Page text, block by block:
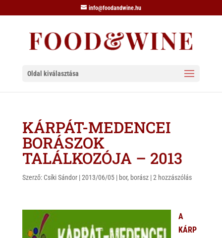
info@foodandwine.hu
Oldal kiválasztása
KÁRPÁT-MEDENCEI
BORÁSZOK
TALÁLKOZÓJA – 2013
Szerző: Csíki Sándor|2013/06/05| bor, borász|2 hozzászólás
A
KÁRP